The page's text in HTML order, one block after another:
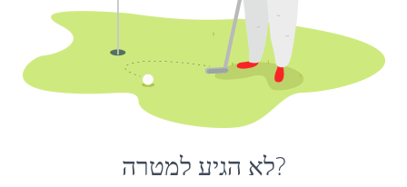
לא הגיע למטרה?